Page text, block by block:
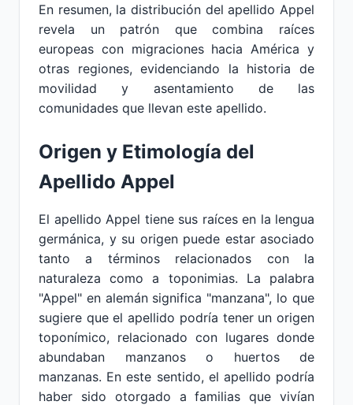
En resumen, la distribución del apellido Appel
revela un patrón que combina raíces
europeas con migraciones hacia América y
otras regiones, evidenciando la historia de
movilidad y asentamiento de las
comunidades que llevan este apellido.
Origen y Etimología del
Apellido Appel
El apellido Appel tiene sus raíces en la lengua
germánica, y su origen puede estar asociado
tanto a términos relacionados con la
naturaleza como a toponimias. La palabra
"Appel" en alemán significa "manzana", lo que
sugiere que el apellido podría tener un origen
toponímico, relacionado con lugares donde
abundaban manzanos o huertos de
manzanas. En este sentido, el apellido podría
haber sido otorgado a familias que vivían